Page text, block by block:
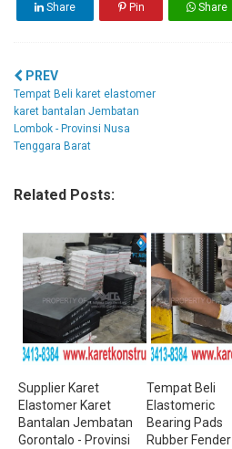
Share Pin Share
PREV
Tempat Beli karet elastomer
karet bantalan Jembatan
Lombok - Provinsi Nusa
Tenggara Barat
Related Posts:
Supplier Karet
Elastomer Karet
Bantalan Jembatan
Gorontalo - Provinsi
Tempat Beli
Elastomeric
Bearing Pads
Rubber Fender